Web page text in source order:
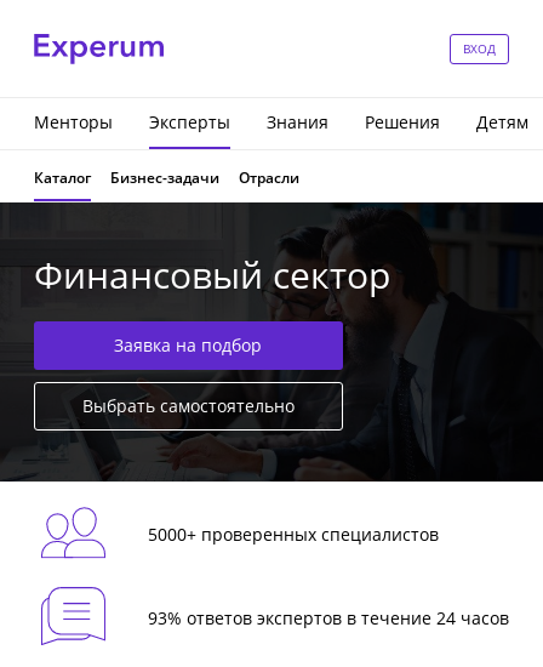
ВХОД
Менторы Эксперты Знания Решения Детям
Каталог Бизнес-задачи Отрасли
Финансовый сектор
Заявка на подбор
Выбрать самостоятельно
5000+ проверенных специалистов
93% ответов экспертов в течение 24 часов